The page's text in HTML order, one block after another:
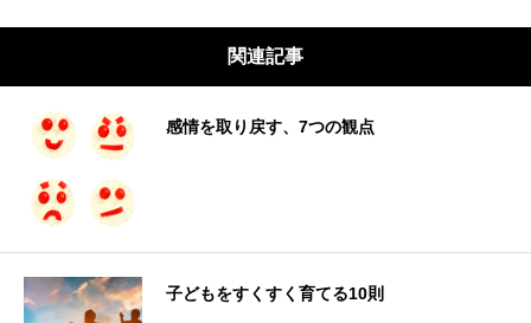
関連記事
感情を取り戻す、7つの観点
子どもをすくすく育てる10則